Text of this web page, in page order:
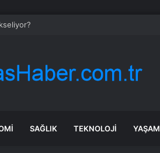
SAĞLIK TEKNOLOJI YAŞAM